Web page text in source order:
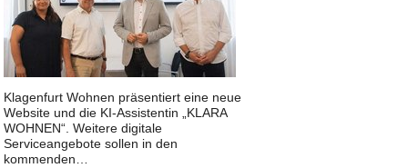
Klagenfurt Wohnen präsentiert eine neue
Website und die KI-Assistentin „KLARA
WOHNEN“. Weitere digitale
Serviceangebote sollen in den
kommenden…